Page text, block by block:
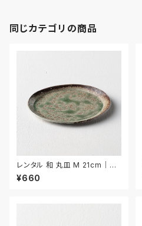
同じカテゴリの商品
レンタル 和 丸皿 M 21cm｜W
MM048
¥660